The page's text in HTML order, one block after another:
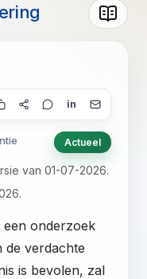
in
Actueel
van 01-07-2026.
een onderzoek
de verdachte
is bevolen, zal